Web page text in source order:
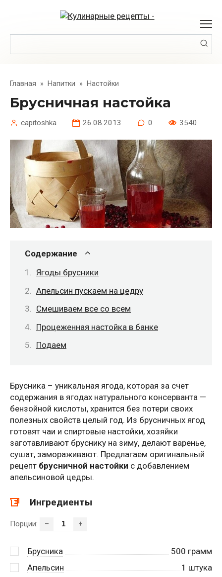
Главная » Напитки » Настойки
Брусничная настойка
capitoshka 26.08.2013 0 3540
Содержание
Ягоды брусники
Апельсин пускаем на цедру
Смешиваем все со всем
Процеженная настойка в банке
Подаем
Брусника – уникальная ягода, которая за счет
содержания в ягодах натурального консерванта —
бензойной кислоты, хранится без потери своих
полезных свойств целый год. Из брусничных ягод
готовят чаи и спиртовые настойки, хозяйки
заготавливают бруснику на зиму, делают варенье,
сушат, замораживают. Предлагаем оригинальный
рецепт брусничной настойки с добавлением
апельсиновой цедры.
Ингредиенты
Порции: – +
Брусника 500 грамм
Апельсин
1 штука